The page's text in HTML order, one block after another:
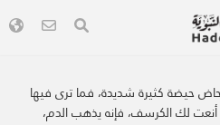
حيضة كثيرة شديدة، فما ترى فيها
لك الكرسف، فإنه يذهب الدم،